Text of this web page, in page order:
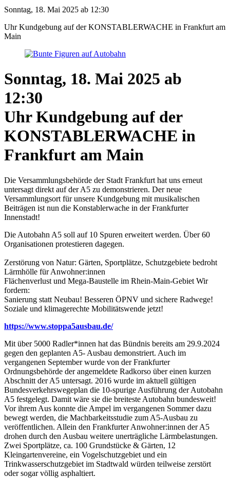
Sonntag, 18. Mai 2025 ab 12:30
Uhr Kundgebung auf der KONSTABLERWACHE in Frankfurt am
Main
Sonntag, 18. Mai 2025 ab
12:30
Uhr Kundgebung auf der
KONSTABLERWACHE in
Frankfurt am Main
Die Versammlungsbehörde der Stadt Frankfurt hat uns erneut
untersagt direkt auf der A5 zu demonstrieren. Der neue
Versammlungsort für unsere Kundgebung mit musikalischen
Beiträgen ist nun die Konstablerwache in der Frankfurter
Innenstadt!
Die Autobahn A5 soll auf 10 Spuren erweitert werden. Über 60
Organisationen protestieren dagegen.
Zerstörung von Natur: Gärten, Sportplätze, Schutzgebiete bedroht
Lärmhölle für Anwohner:innen
Flächenverlust und Mega-Baustelle im Rhein-Main-Gebiet Wir
fordern:
Sanierung statt Neubau! Besseren ÖPNV und sichere Radwege!
Soziale und klimagerechte Mobilitätswende jetzt!
https://www.stoppa5ausbau.de/
Mit über 5000 Radler*innen hat das Bündnis bereits am 29.9.2024
gegen den geplanten A5- Ausbau demonstriert. Auch im
vergangenen September wurde von der Frankfurter
Ordnungsbehörde der angemeldete Radkorso über einen kurzen
Abschnitt der A5 untersagt. 2016 wurde im aktuell gültigen
Bundesverkehrswegeplan die 10-spurige Ausführung der Autobahn
A5 festgelegt. Damit wäre sie die breiteste Autobahn bundesweit!
Vor ihrem Aus konnte die Ampel im vergangenen Sommer dazu
bewegt werden, die Machbarkeitsstudie zum A5-Ausbau zu
veröffentlichen. Allein den Frankfurter Anwohner:innen der A5
drohen durch den Ausbau weitere unerträgliche Lärmbelastungen.
Zwei Sportplätze, ca. 100 Grundstücke & Gärten, 12
Kleingartenvereine, ein Vogelschutzgebiet und ein
Trinkwasserschutzgebiet im Stadtwald würden teilweise zerstört
oder sogar völlig asphaltiert.